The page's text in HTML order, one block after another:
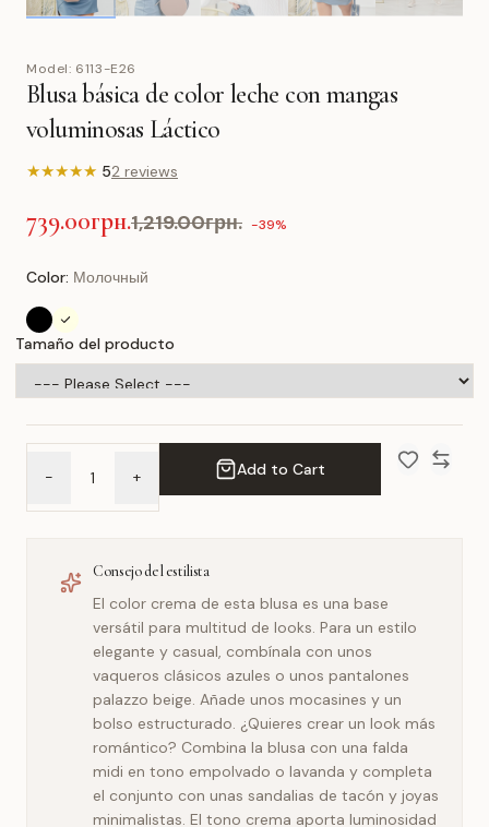
Model: 6113-E26
Blusa básica de color leche con mangas
voluminosas Láctico
★★★★★ 52 reviews
739.00грн.1,219.00грн. -39%
Color: Молочный
Tamaño del producto
- + Add to Cart
Consejo del estilista
El color crema de esta blusa es una base
versátil para multitud de looks. Para un estilo
elegante y casual, combínala con unos
vaqueros clásicos azules o unos pantalones
palazzo beige. Añade unos mocasines y un
bolso estructurado. ¿Quieres crear un look más
romántico? Combina la blusa con una falda
midi en tono empolvado o lavanda y completa
el conjunto con unas sandalias de tacón y joyas
minimalistas. El tono crema aporta luminosidad